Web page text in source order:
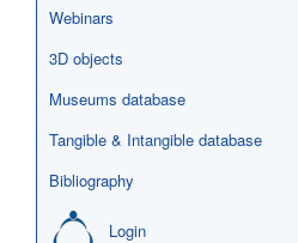
Webinars
3D objects
Museums database
Tangible & Intangible database
Bibliography
Login